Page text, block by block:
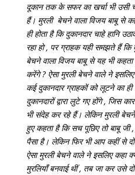
दूकान तक के सफर का खर्चा भी उसी
हैं। मुरली बेचने वाला विजय बाबू से
ही होता है कि दुकानदार चाहे हानि
रहा हो , पर ग्राहक यही समझते हैं कि
बेचने वाला विजय बाबू से यह भी
करेंगे ? ऐसा मुरली बेचने वाले ने
कई दुकानदार ग्राहकों को लूटने का
दुकानदारों द्वारा लुटे गए होंगे , जिस
भी संदेह कर रहे हैं। लेकिन मुरली बेचने
हुए कहता है कि सच पूछिए तो बाबू जी
पैसा है। लेकिन फिर भी आप कहीं से
ऐसा मुरली बेचने वाले ने इसलिए कहा
मुरलियाँ बनवाई थीं , तब जा कर उसे